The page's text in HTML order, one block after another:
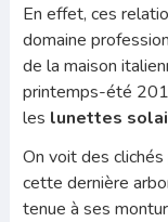
En effet, ces
domaine
de la maison
printemps-été
les lunettes
On voit des
cette dernière
tenue à ses